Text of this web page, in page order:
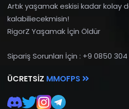
Artık yaşamak eskisi kadar kolay
kalabiliecekmisin!
RigorZ Yaşamak İçin Öldür
Sipariş Sorunları İçin : +9 0850
ÜCRETSIZ MMOFPS